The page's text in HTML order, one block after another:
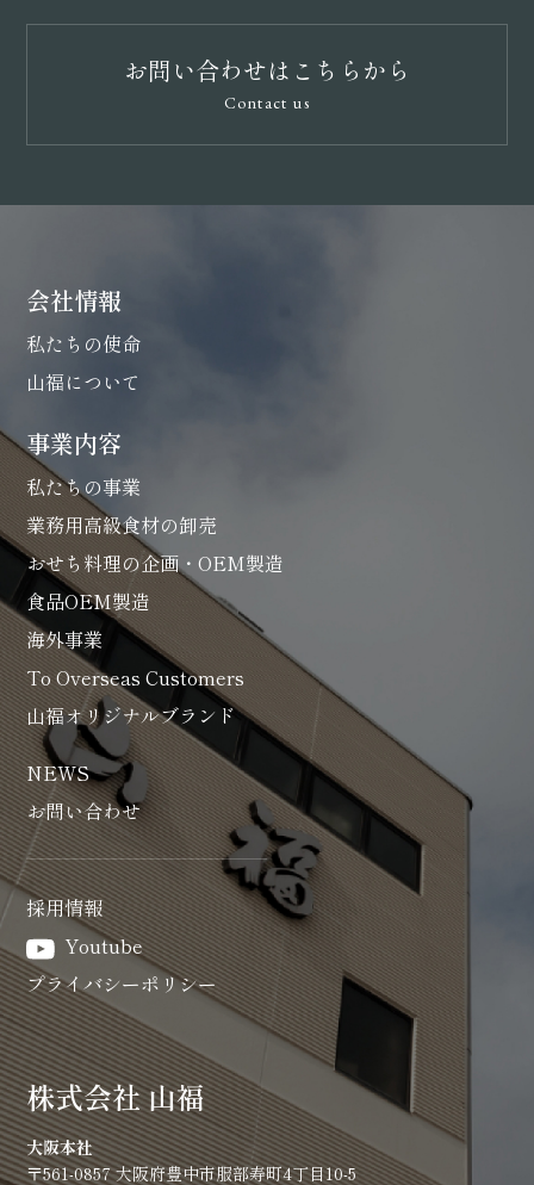
お問い合わせはこちらから
Contact us
会社情報
私たちの使命
山福について
事業内容
私たちの事業
業務用高級食材の卸売
おせち料理の企画・OEM製造
食品OEM製造
海外事業
To Overseas Customers
山福オリジナルブランド
NEWS
お問い合わせ
採用情報
Youtube
プライバシーポリシー
株式会社 山福
大阪本社
〒561-0857 大阪府豊中市服部寿町4丁目10-5